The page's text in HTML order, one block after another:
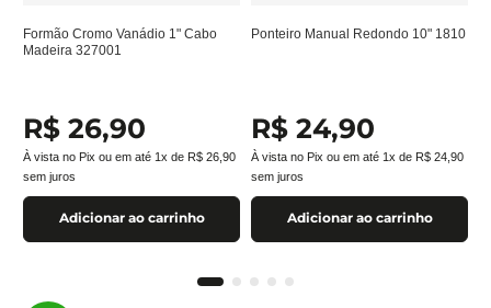
Formão Cromo Vanádio 1" Cabo
Madeira 327001
R$ 26,90
À vista no Pix ou em até 1x de R$ 26 90
sem juros
Adicionar ao carrinho
Ponteiro Manual Redondo 10" 1810
R$ 24,90
À vista no Pix ou em até 1x de R$ 24 90
sem juros
Adicionar ao carrinho